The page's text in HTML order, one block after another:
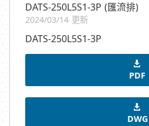
DATS-250L5S1-3P (匯流排)
2024/03/14 更新
DATS-250L5S1-3P
PDF
DWG